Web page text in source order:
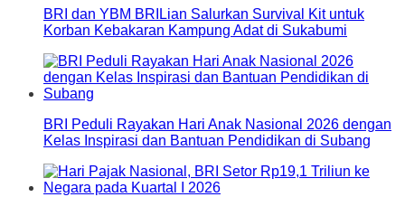
BRI dan YBM BRILian Salurkan Survival Kit untuk
Korban Kebakaran Kampung Adat di Sukabumi
BRI Peduli Rayakan Hari Anak Nasional 2026 dengan
Kelas Inspirasi dan Bantuan Pendidikan di Subang